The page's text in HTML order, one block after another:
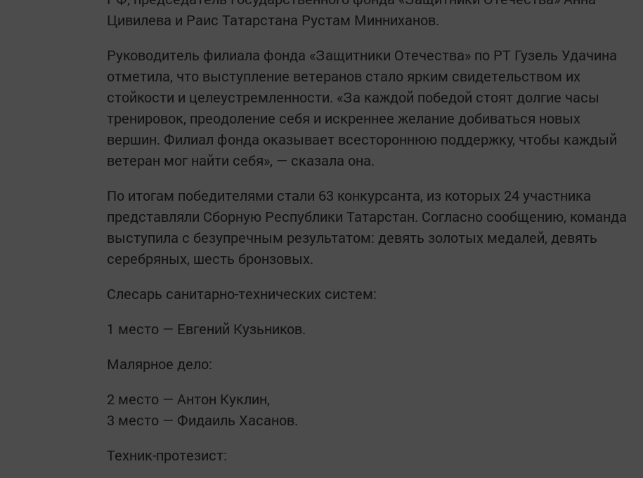
Цивилева и Раис Татарстана Рустам Минниханов.
Руководитель филиала фонда «Защитники Отечества» по РТ Гузель Удачина
отметила, что выступление ветеранов стало ярким свидетельством их
стойкости и целеустремленности. «За каждой победой стоят долгие часы
тренировок, преодоление себя и искреннее желание добиваться новых
вершин. Филиал фонда оказывает всестороннюю поддержку, чтобы каждый
ветеран мог найти себя», — сказала она.
По итогам победителями стали 63 конкурсанта, из которых 24 участника
представляли Сборную Республики Татарстан. Согласно сообщению, команда
выступила с безупречным результатом: девять золотых медалей, девять
серебряных, шесть бронзовых.
Слесарь санитарно-технических систем:
1 место — Евгений Кузьников.
Малярное дело:
2 место — Антон Куклин,
3 место — Фидаиль Хасанов.
Техник-протезист: